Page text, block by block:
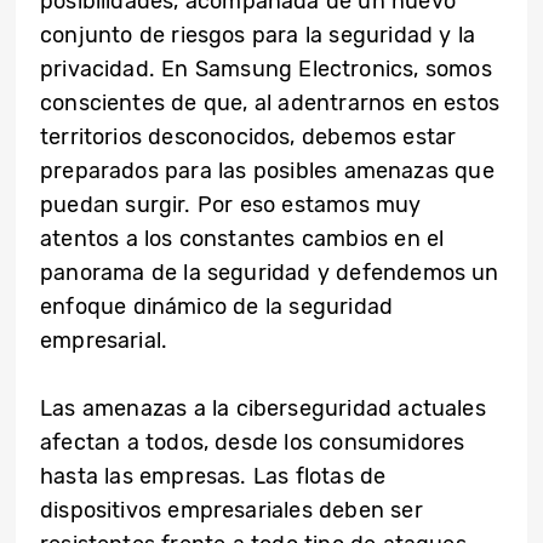
conjunto de riesgos para la seguridad y la
privacidad. En Samsung Electronics, somos
conscientes de que, al adentrarnos en estos
territorios desconocidos, debemos estar
preparados para las posibles amenazas que
puedan surgir. Por eso estamos muy
atentos a los constantes cambios en el
panorama de la seguridad y defendemos un
enfoque dinámico de la seguridad
empresarial.
Las amenazas a la ciberseguridad actuales
afectan a todos, desde los consumidores
hasta las empresas. Las flotas de
dispositivos empresariales deben ser